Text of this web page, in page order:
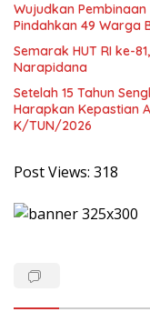
Wujudkan
Pindahkan 49 Warga
Semarak HUT RI ke-
Narapidana
Setelah 15 Tahun
Harapkan Kepastian
K/TUN/2026
Post Views: 318